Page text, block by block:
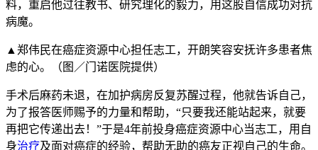
料，重启他过往教书、研究理化的毅力，用这股自信成功对抗
病魔。
▲郑伟民在癌症资源中心担任志工，开朗笑容安抚许多患者焦
虑的心。（图／门诺医院提供）
手术后麻药未退，在加护病房反复苏醒过程，他就告诉自己，
为了报答医师赐予的力量和帮助，“只要我还能站起来，就要
再把它传递出去！”于是4年前投身癌症资源中心当志工，用自
身治疗及面对癌症的经验，帮助无助的癌友正视自己的生命。